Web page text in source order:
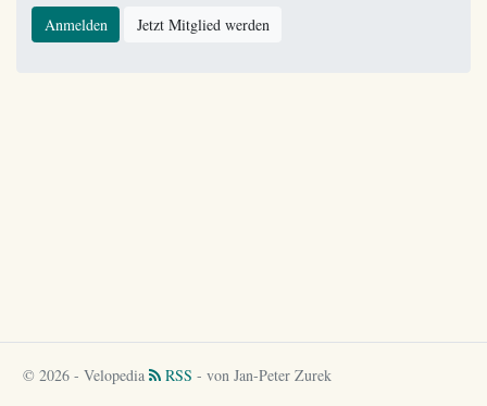
Anmelden Jetzt Mitglied werden
© 2026 - Velopedia RSS - von Jan-Peter Zurek